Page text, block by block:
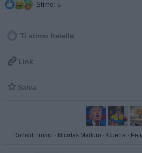
Stime: 5
Ti stimo fratella
 Link
 Salva
Donald Trump · Nicolas Maduro · Guerra ·